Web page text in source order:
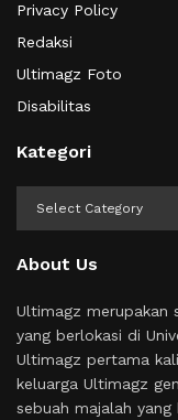
Privacy Policy
Redaksi
Ultimagz Foto
Disabilitas
Kategori
About Us
Ultimagz merupakan
yang berlokasi di
Ultimagz pertama
keluarga Ultimagz
sebuah majalah